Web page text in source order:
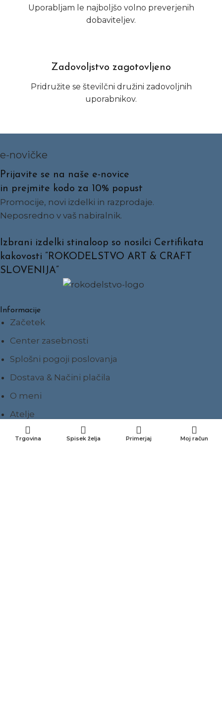
Uporabljam le najboljšo volno preverjenih
dobaviteljev.
Zadovoljstvo zagotovljeno
Pridružite se številčni družini zadovoljnih
uporabnikov.
e-novičke
Prijavite se na naše e-novice
in prejmite kodo za 10% popust
Promocije, novi izdelki in razprodaje.
Neposredno v vaš nabiralnik.
Izbrani izdelki stinaloop so nosilci Certifikata
kakovosti ”ROKODELSTVO ART & CRAFT
SLOVENIJA”
Informacije
Začetek
Center zasebnosti
Splošni pogoji poslovanja
Dostava & Načini plačila
O meni
Atelje
Kontakt
Trgovina Spisek želja Primerjaj Moj račun